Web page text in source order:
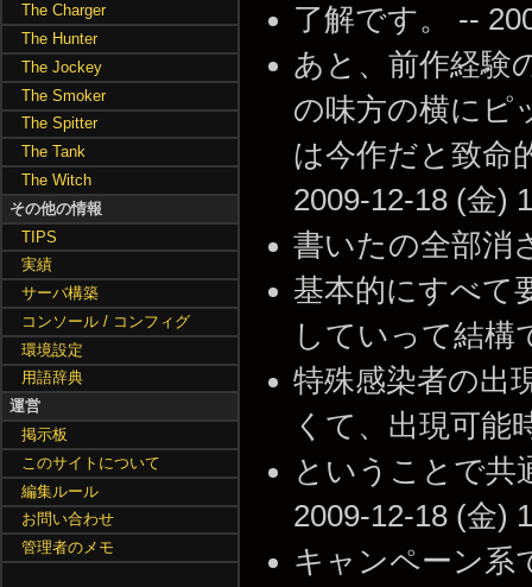
了解です。 --
あと、前作経験
の味方の横にピ
は今作だと致命
2009-12-18 (金)
書いたの全部消
基本的にすべて
していって結構
特殊感染者の出
くて、出現可能
ということで共
2009-12-18 (金)
キャンペーン系
The Charger
The Hunter
The Jockey
The Smoker
The Spitter
The Tank
The Witch
その他の情報
TIPS
実績
サーバ構築
コンソール / コンフィグ
環境設定
用語辞典
運営
掲示板
このサイトについて
編集ルール
お問い合わせ
管理者のメモ